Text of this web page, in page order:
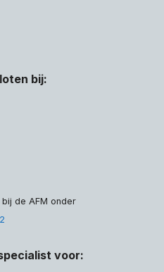
bij:
de AFM onder
voor: